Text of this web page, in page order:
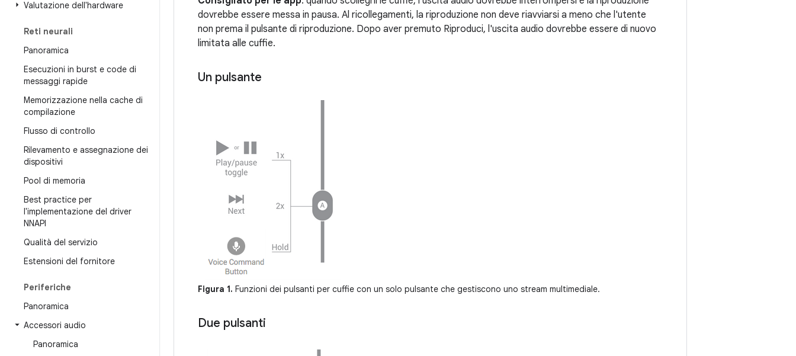
Valutazione dell'hardware
Reti neurali
Panoramica
Esecuzioni in burst e code di
messaggi rapide
Memorizzazione nella cache di
compilazione
Flusso di controllo
Rilevamento e assegnazione dei
dispositivi
Pool di memoria
Best practice per
l'implementazione del driver
NNAPI
Qualità del servizio
Estensioni del fornitore
Periferiche
Panoramica
Accessori audio
Panoramica
dovrebbe essere messa in pausa. Al ricollegamenti, la riproduzione non deve riavviarsi a meno che l'utente
non prema il pulsante di riproduzione. Dopo aver premuto Riproduci, l'uscita audio dovrebbe essere di nuovo
limitata alle cuffie.
Un pulsante
Figura 1. Funzioni dei pulsanti per cuffie con un solo pulsante che gestiscono uno stream multimediale.
Due pulsanti